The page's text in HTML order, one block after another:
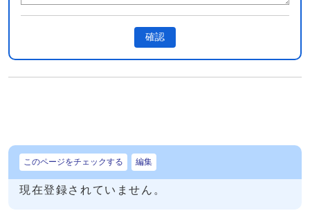
確認
このページをチェックする 編集
現在登録されていません。